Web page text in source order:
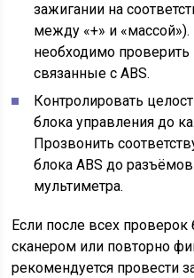
зажигании на
между «+» и «массой»).
необходимо проверить
связанные с ABS.
Контролировать
блока управления до
Прозвонить
блока ABS до
мультиметра.
Если после всех
сканером или повторно
рекомендуется провести